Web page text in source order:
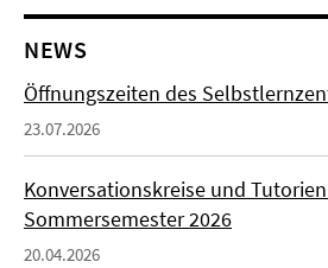
NEWS
Öffnungszeiten des
23.07.2026
Konversationskreise und
Sommersemester 2026
20.04.2026